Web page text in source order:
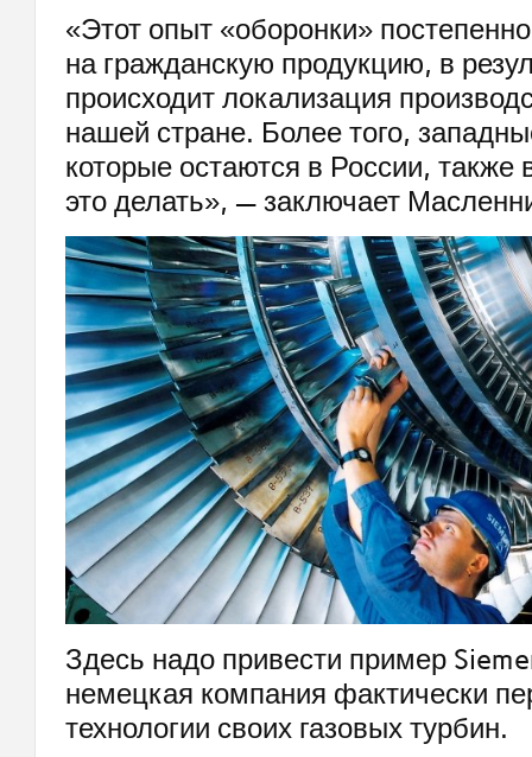
«Этот опыт «оборонки»
на гражданскую продукцию, в
происходит локализация
нашей стране. Более того,
которые остаются в России,
это делать», — заключает
Здесь надо привести пример
немецкая компания фактически
технологии своих газовых турбин.